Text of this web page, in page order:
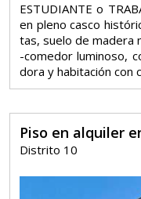
ESTUDIANTE o
en pleno casco
tas, suelo de madera
-comedor luminoso,
dora y habitación con
Piso en alquiler
Distrito 10